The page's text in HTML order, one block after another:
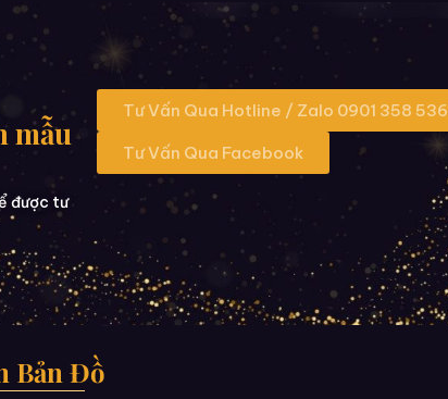
mẫu
được tư
Tư Vấn Qua Hotline / Zalo 0901 358 536
Tư Vấn Qua Facebook
Bản Đồ